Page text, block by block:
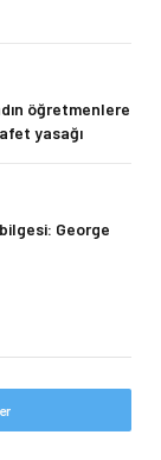
öğretmenlere
yasağı
George